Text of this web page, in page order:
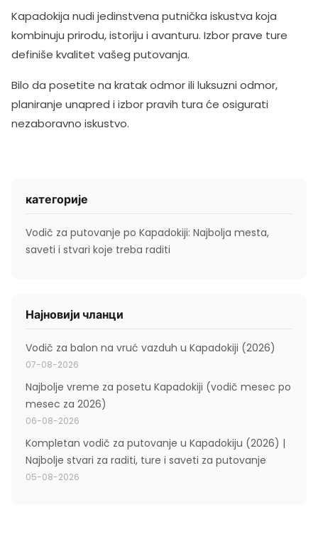
Kapadokija nudi jedinstvena putnička iskustva koja
kombinuju prirodu, istoriju i avanturu. Izbor prave ture
definiše kvalitet vašeg putovanja.
Bilo da posetite na kratak odmor ili luksuzni odmor,
planiranje unapred i izbor pravih tura će osigurati
nezaboravno iskustvo.
категорије
Vodič za putovanje po Kapadokiji: Najbolja mesta,
saveti i stvari koje treba raditi
Најновији чланци
Vodič za balon na vruć vazduh u Kapadokiji (2026)
07-08-2026
Najbolje vreme za posetu Kapadokiji (vodič mesec po
mesec za 2026)
06-08-2026
Kompletan vodič za putovanje u Kapadokiju (2026) |
Najbolje stvari za raditi, ture i saveti za putovanje
05-08-2026